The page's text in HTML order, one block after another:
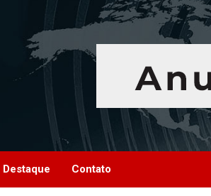
Destaque Contato